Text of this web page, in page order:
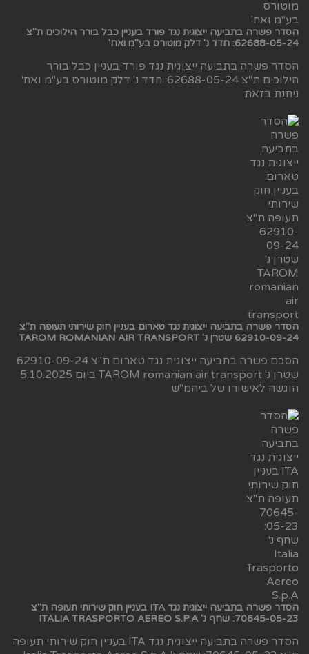
הסדר פשרה בתביעה ייצוגית נגד פורד בעניין כבל בורר הילוכים ת"צ
62688-05-24: חדד נ' דלק מוטורס בע"מ ואח'
הסדר פשרה בתביעה ייצוגית נגד פורד בעניין כבל בורר
הילוכים ת"צ 62688-05-24: חדד נ' דלק מוטורס בע"מ ואח'
ניתנת בזאת
הסדר פשרה בתביעה ייצוגית נגד טארום בעניין חוק שירותי תעופה ת"צ
62910-09-24 שטרן נ' TAROM ROMANIAN AIR TRANSPORT
הסכם פשרה בתביעה ייצוגית נגד טארום ת"צ 62910-09-24
שטרן נ' TAROM romanian air transport ביום 5.10.2025
הוגשה לאישורו של ביהמ"ש
הסדר פשרה בתביעה ייצוגית נגד ITA בעניין חוק שירותי תעופה ת"צ
70645-05-23: שחף נ' ITALIA TRASPORTO AEREO S.P.A
הסדר פשרה בתביעה ייצוגית נגד ITA בעניין חוק שירותי תעופה